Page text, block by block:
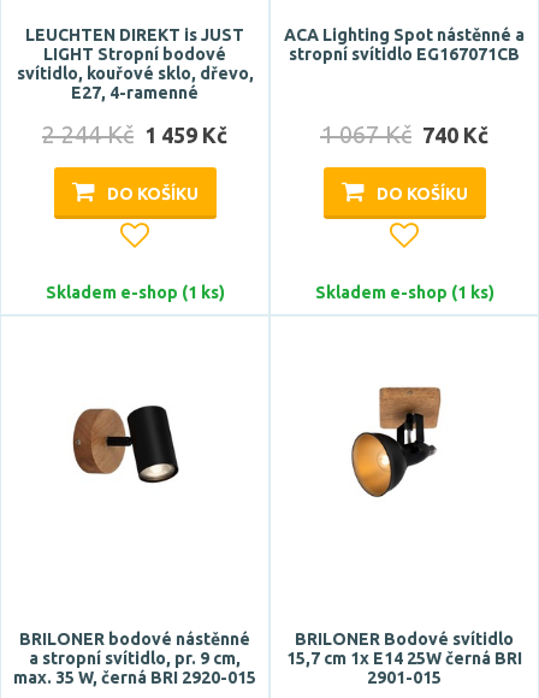
5 let
Značka
Azzardo
BRILONER
FARO
LEUCHTEN DIREKT is JUST
LIGHT Stropní bodové
svítidlo, kouřové sklo, dřevo,
E27, 4-ramenné
2 244 Kč 1 459 Kč
DO KOŠÍKU
Skladem e-shop (1 ks)
ACA Lighting Spot nástěnné a
stropní svítidlo EG167071CB
1 067 Kč 740 Kč
DO KOŠÍKU
Skladem e-shop (1 ks)
BRILONER bodové nástěnné
a stropní svítidlo, pr. 9 cm,
max. 35 W, černá BRI 2920-015
BRILONER Bodové svítidlo
15,7 cm 1x E14 25W černá BRI
2901-015